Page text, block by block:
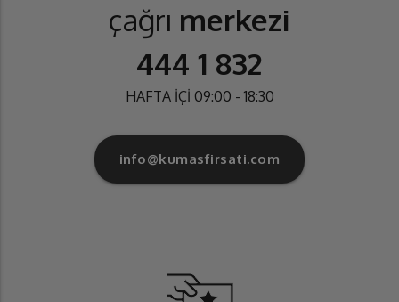
çağrı merkezi
444 1 832
HAFTA İÇİ 09:00 - 18:30
info@kumasfirsati.com